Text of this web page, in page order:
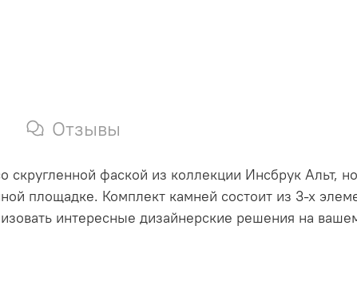
Отзывы
фаской из коллекции Инсбрук Альт,
площадке. Комплект камней состоит из 3-х
интересные дизайнерские решения на